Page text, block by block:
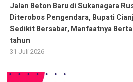
Jalan Beton Baru di Sukanagara
Diterobos Pengendara, Bupati
Sedikit Bersabar, Manfaatnya
tahun
31 Juli 2026